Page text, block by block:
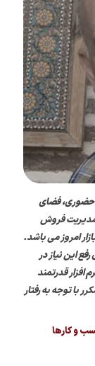
حضوری، فضای
مدیریت فروش
امروز می باشد.
این نیاز در
قدرتمند
با توجه به رفتار
و کارها